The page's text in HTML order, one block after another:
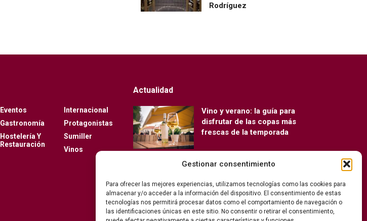
Gestionar consentimiento
Para ofrecer las mejores experiencias, utilizamos tecnologías como las cookies para
almacenar y/o acceder a la información del dispositivo. El consentimiento de estas
tecnologías nos permitirá procesar datos como el comportamiento de navegación o
las identificaciones únicas en este sitio. No consentir o retirar el consentimiento,
Rodríguez
Eventos
Gastronomía
Hostelería Y
Restauración
Internacional
Protagonistas
Sumiller
Vinos
Actualidad
Vino y verano: la guía para
disfrutar de las copas más
frescas de la temporada
Ribera del Duero y Seminci
edición del festival